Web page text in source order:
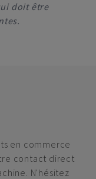
doit être
en commerce
contact direct
N'hésitez